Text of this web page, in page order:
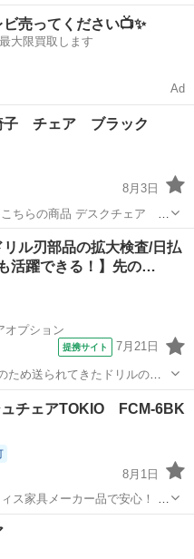
はウォルナット調の木材です
ビ売ってください📺✨
大限買取します
Ad
子 チェア ブラック
8月3日
デスク
リル刃部品の拡大検査/日払
活躍できる！】先の…
オプション
提携サイト 7月21日
ため送られてきたドリルの刃
ティング前の部品を拡大鏡を
後の部品の検査をしていただ
チェアTOKIO FCM-6BK
8月1日
ー：ブラック 材質：背：メ
：布張り(ポリエステル)/ポ